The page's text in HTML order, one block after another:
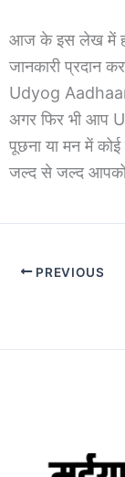
आज के इस लेख में
जानकारी प्रदान
Udyog
अगर फिर भी आप
पूछना या मन में
जल्द से जल्द आपको
PREVIOUS